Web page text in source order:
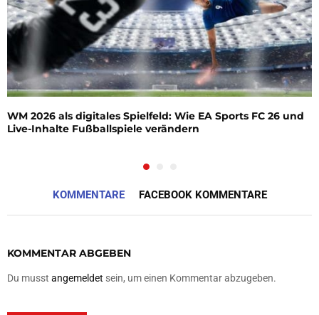
WM 2026 als digitales Spielfeld: Wie EA Sports FC 26 und
Live-Inhalte Fußballspiele verändern
KOMMENTARE FACEBOOK KOMMENTARE
KOMMENTAR ABGEBEN
Du musst angemeldet sein, um einen Kommentar abzugeben.